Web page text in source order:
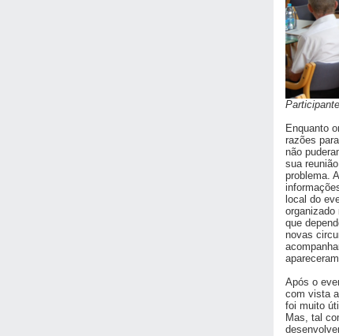
Enquanto
razões
não
sua
problema.
local do
organizado
que
novas
Após o
com vista
foi muito
Mas, tal